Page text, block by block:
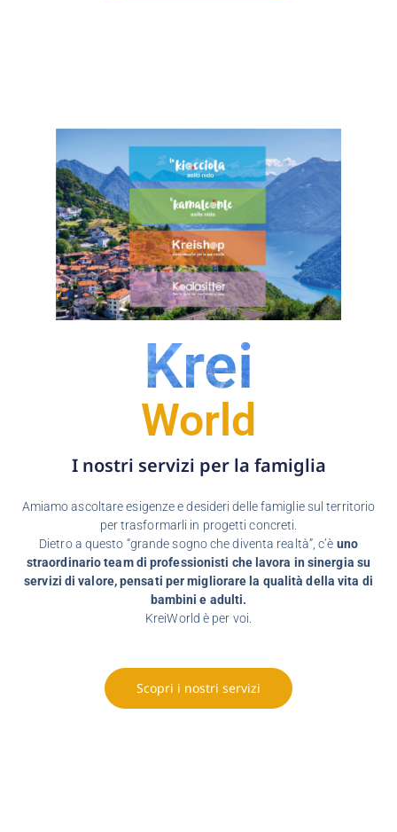
Krei
World
I nostri servizi per la famiglia
Amiamo ascoltare esigenze e desideri delle famiglie sul territorio
per trasformarli in progetti concreti.
Dietro a questo “grande sogno che diventa realtà”, c’è uno
straordinario team di professionisti che lavora in sinergia su
servizi di valore, pensati per migliorare la qualità della vita di
bambini e adulti.
KreiWorld è per voi.
Scopri i nostri servizi